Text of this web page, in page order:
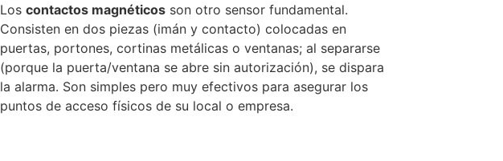
Los contactos magnéticosson otro sensor fundamental.
Consisten en dos piezas (imán y contacto) colocadas en
puertas, portones, cortinas metálicas o ventanas; al separarse
(porque la puerta/ventana se abre sin autorización), se dispara
la alarma. Son simples pero muy efectivos para asegurar los
puntos de acceso físicos de su local o empresa.